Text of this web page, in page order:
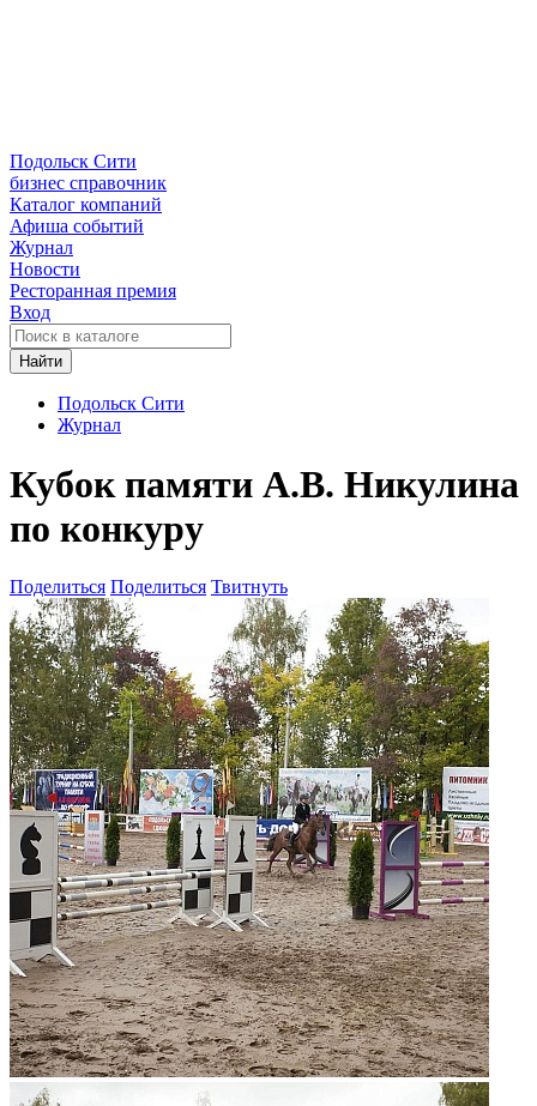
Подольск Сити
бизнес справочник
Каталог компаний
Афиша событий
Журнал
Новости
Ресторанная премия
Вход
Найти
Подольск Сити
Журнал
Кубок памяти А.В. Никулина
по конкуру
Поделиться Поделиться Твитнуть